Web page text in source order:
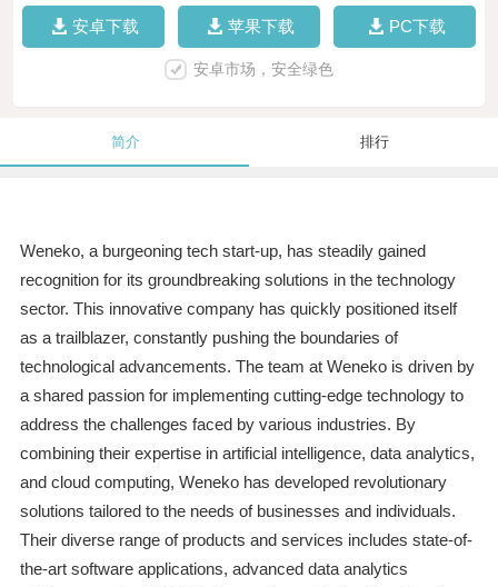
安卓下载 苹果下载 PC下载
安卓市场，安全绿色
简介 排行
Weneko, a burgeoning tech start-up, has steadily gained
recognition for its groundbreaking solutions in the technology
sector. This innovative company has quickly positioned itself
as a trailblazer, constantly pushing the boundaries of
technological advancements. The team at Weneko is driven by
a shared passion for implementing cutting-edge technology to
address the challenges faced by various industries. By
combining their expertise in artificial intelligence, data analytics,
and cloud computing, Weneko has developed revolutionary
solutions tailored to the needs of businesses and individuals.
Their diverse range of products and services includes state-of-
the-art software applications, advanced data analytics